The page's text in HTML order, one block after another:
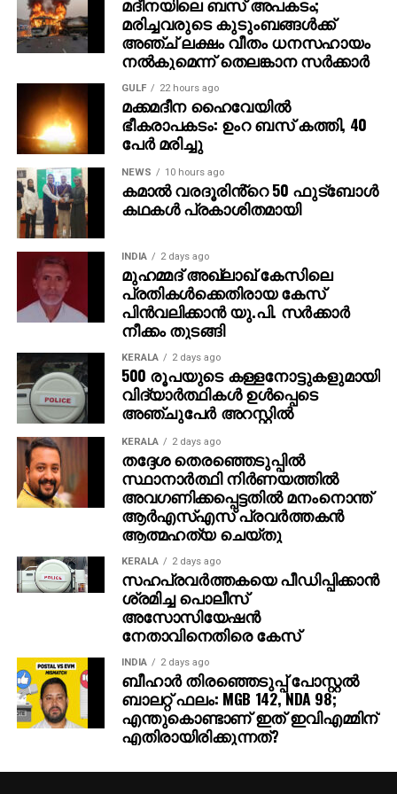
മുകേഷിനെയായിരുന്നു. അദ്ദേഹത്തിന്റെ രണ്ട്
പെണ്‍മക്കള്‍ക്ക് 50 ലക്ഷം രൂപ വീതം ആകെ ഒരു കോടി
നല്‍കുമെന്ന് അമിത് പറഞ്ഞു. ‘ പഞ്ചാബിലേക്ക്
വരാന്‍പോലും 8,000 രൂപ കടം വാങ്ങിയിരുന്നു. അത്
ഇപ്പോള്‍ തിരിച്ചടക്കും. കോടിപതിയായെങ്കിലും ഞാന്‍
പഴയപോലെ കച്ചവടം തുടരും. ഭാര്യയുടെ ആഗ്രഹം
പോലെ സ്ഥലം വാങ്ങി വീട് പണിയും ‘ എന്നതായിരുന്നു
അമിതിന്റെ പ്രതികരണം. സാധാരണ മനുഷ്യന്റെ
മനോഹരമായ പങ്കുവെക്കലാണ് ഇപ്പോള്‍ സോഷ്യല്‍
മീഡിയയില്‍ ചര്‍ച്ചയായിരിക്കുന്നത്.
മരിച്ചവരുടെ കുടുംബങ്ങള്‍ക്ക്
അഞ്ച് ലക്ഷം വീതം ധനസഹായം
നല്‍കുമെന്ന് തെലങ്കാന സര്‍ക്കാര്‍
GULF 22 hours ago
മക്കമദീന ഹൈവേയില്‍
ഭീകരാപകടം: ഉംറ ബസ് കത്തി, 40
പേര്‍ മരിച്ചു
NEWS 10 hours ago
കമാൽ വരദൂരിൻ്റെ 50 ഫുട്ബോൾ
കഥകൾ പ്രകാശിതമായി
INDIA 2 days ago
മുഹമ്മദ് അഖ്‌ലാഖ് കേസിലെ
പ്രതികള്‍ക്കെതിരായ കേസ്
പിന്‍വലിക്കാന്‍ യു.പി. സര്‍ക്കാര്‍
നീക്കം തുടങ്ങി
KERALA 2 days ago
500 രൂപയുടെ കള്ളനോട്ടുകളുമായി
വിദ്യാര്‍ത്ഥികള്‍ ഉള്‍പ്പെടെ
അഞ്ചുപേര്‍ അറസ്റ്റില്‍
KERALA 2 days ago
തദ്ദേശ തെരഞ്ഞെടുപ്പില്‍
സ്ഥാനാര്‍ത്ഥി നിര്‍ണയത്തില്‍
അവഗണിക്കപ്പെട്ടതില്‍ മനംനൊന്ത്
ആര്‍എസ്എസ് പ്രവര്‍ത്തകന്‍
ആത്മഹത്യ ചെയ്തു
KERALA 2 days ago
സഹപ്രവര്‍ത്തകയെ പീഡിപ്പിക്കാന്‍
ശ്രമിച്ച പൊലീസ്
അസോസിയേഷന്‍
നേതാവിനെതിരെ കേസ്
INDIA 2 days ago
ബീഹാർ തിരഞ്ഞെടുപ്പ് പോസ്റ്റൽ
ബാലറ്റ് ഫലം: MGB 142, NDA 98;
എന്തുകൊണ്ടാണ് ഇത് ഇവിഎമ്മിന്
എതിരായിരിക്കുന്നത്?